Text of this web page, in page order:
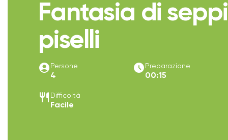
Fantasia di
piselli
account_circle Persone
4
access_time_filled Preparazione
00:15
restaurant Difficoltà
Facile